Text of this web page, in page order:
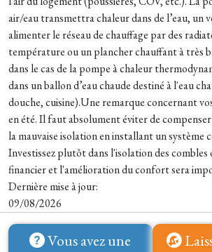
air/eau transmettra chaleur dans de l’eau, un
alimenter le réseau de chauffage par des
température ou un plancher chauffant à très
dans le cas de la pompe à chaleur
dans un ballon d’eau chaude destiné à l'eau
douche, cuisine).Une remarque concernant
en été. Il faut absolument éviter de
la mauvaise isolation en installant un système
Investissez plutôt dans l'isolation des
financier et l'amélioration du confort sera
Dernière mise à jour:
09/08/2026
Vous avez une